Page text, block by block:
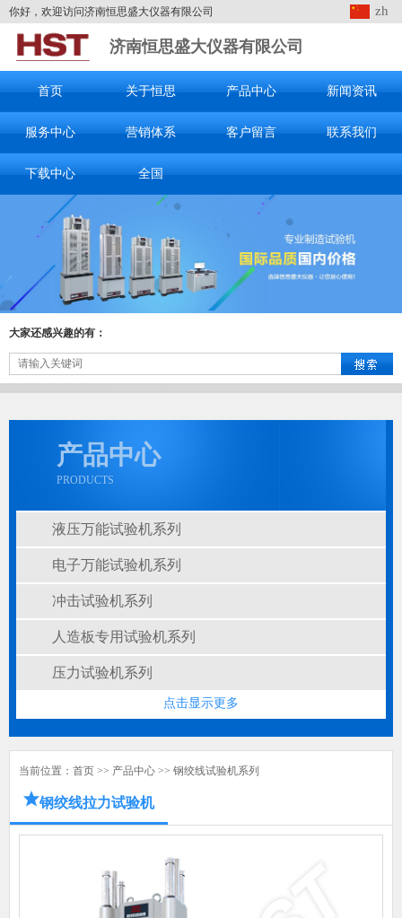
你好，欢迎访问济南恒思盛大仪器有限公司 zh
济南恒思盛大仪器有限公司
首页 关于恒思 产品中心 新闻资讯
服务中心 营销体系 客户留言 联系我们
下载中心 全国
大家还感兴趣的有：
产品中心
PRODUCTS
液压万能试验机系列
电子万能试验机系列
冲击试验机系列
人造板专用试验机系列
压力试验机系列
点击显示更多
当前位置： 首页 >> 产品中心 >> 钢绞线试验机系列
钢绞线拉力试验机